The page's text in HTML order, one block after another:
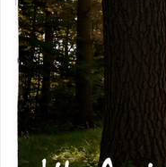
–
und
zu
fragen"